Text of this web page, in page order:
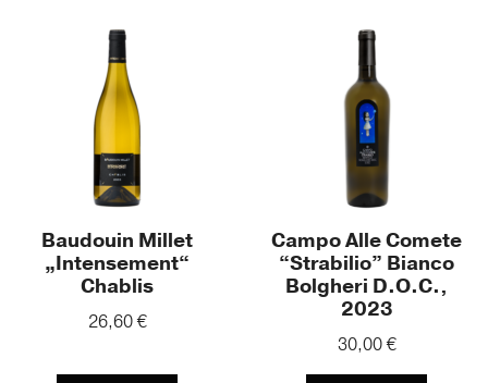
Baudouin Millet
„Intensement“
Chablis
26,60€
Campo Alle Comete
“Strabilio” Bianco
Bolgheri D.O.C.,
2023
30,00€